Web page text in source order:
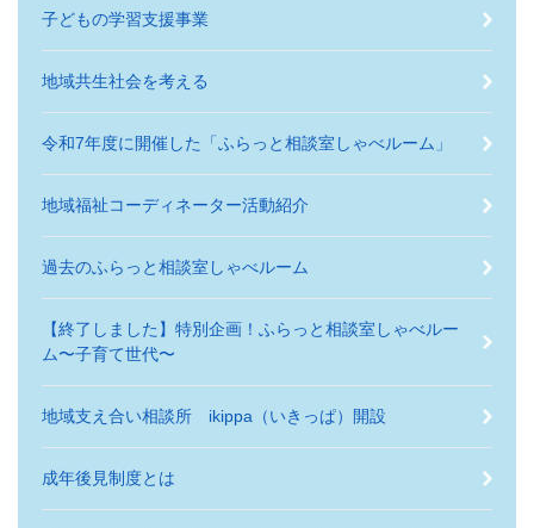
子どもの学習支援事業
地域共生社会を考える
令和7年度に開催した「ふらっと相談室しゃべルーム」
地域福祉コーディネーター活動紹介
過去のふらっと相談室しゃべルーム
【終了しました】特別企画！ふらっと相談室しゃべルー
ム〜子育て世代〜
地域支え合い相談所 ikippa（いきっぱ）開設
成年後見制度とは